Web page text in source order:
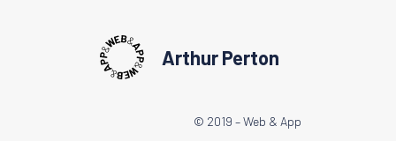
Arthur Perton
© 2019 – Web & App